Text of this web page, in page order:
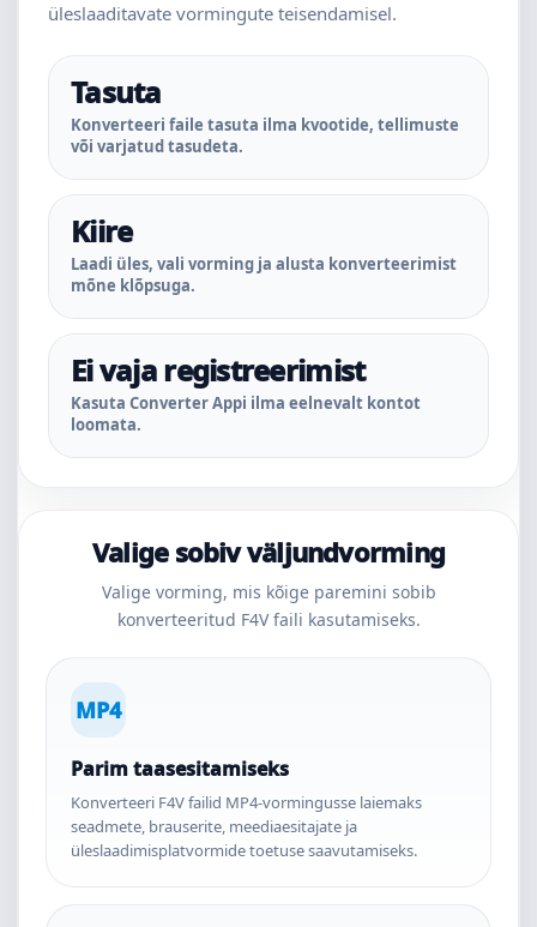
üleslaaditavate vormingute teisendamisel.
Tasuta
Konverteeri faile tasuta ilma kvootide, tellimuste
või varjatud tasudeta.
Kiire
Laadi üles, vali vorming ja alusta konverteerimist
mõne klõpsuga.
Ei vaja registreerimist
Kasuta Converter Appi ilma eelnevalt kontot
loomata.
Valige sobiv väljundvorming
Valige vorming, mis kõige paremini sobib
konverteeritud F4V faili kasutamiseks.
MP4
Parim taasesitamiseks
Konverteeri F4V failid MP4-vormingusse laiemaks
seadmete, brauserite, meediaesitajate ja
üleslaadimisplatvormide toetuse saavutamiseks.